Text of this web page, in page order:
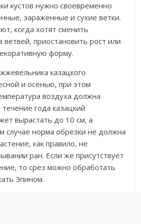
кустов нужно своевременно
зараженные и сухие ветки.
когда хотят сменить
ветвей, приостановить рост или
форму.
казацкого
и осенью, при этом
воздуха должна
течение года казацкий
вырастать до 10 см, а
случае норма обрезки не должна
как правило, не
ран. Если же присутствует
то срез можно обработать
Эпином.